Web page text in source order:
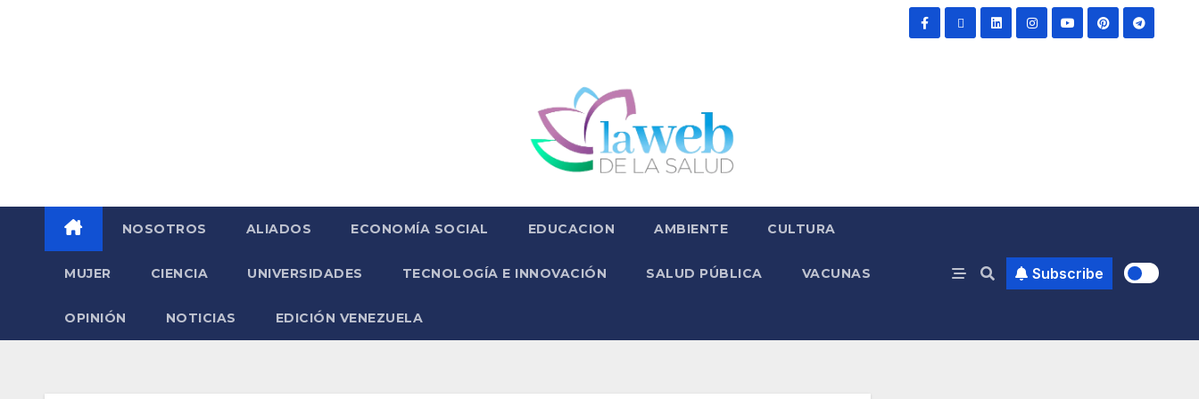
NOSOTROS ALIADOS ECONOMÍA SOCIAL EDUCACION AMBIENTE CULTURA
MUJER CIENCIA UNIVERSIDADES TECNOLOGÍA E INNOVACIÓN SALUD PÚBLICA VACUNAS
OPINIÓN NOTICIAS EDICIÓN VENEZUELA
Subscribe